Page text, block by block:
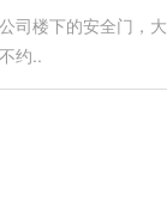
司楼下的安全门，
约..